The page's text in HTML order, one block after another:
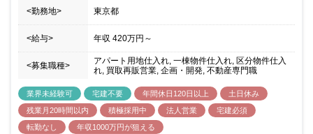
<勤務地> 東京都
<給与> 年収 420万円 ～
<募集職種>
アパート用地仕入れ, 一棟物件仕入れ, 区分物件仕入
れ, 買取再販営業, 企画・開発, 不動産専門職
業界未経験可 宅建不要 年間休日120日以上
土日休み
残業月20時間以内
積極採用中 法人営業
宅建必須
転勤なし
年収1000万円が狙える